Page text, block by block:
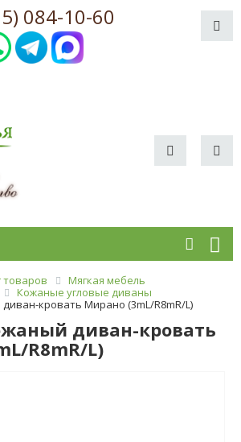
084-10-60
товаров
Мягкая мебель
Кожаные угловые диваны
кровать Мирано (3mL/R8mR/L)
диван-кровать
R8mR/L)